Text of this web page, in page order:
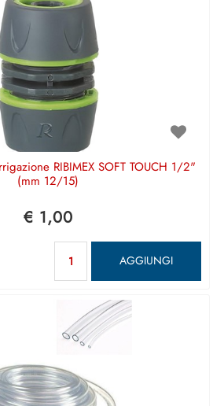
RIBIMEX SOFT TOUCH 1/2"
(mm 12/15)
€ 1,00
AGGIUNGI